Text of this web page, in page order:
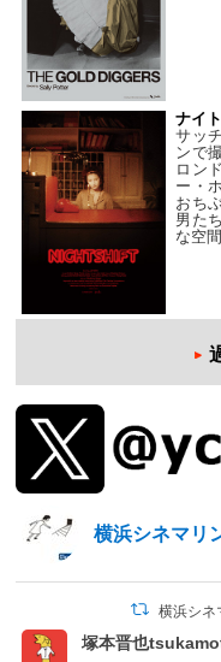
ナイ
サッ
ンで
ロン
ー・
おち
男た
な空
横浜シネマリ
横浜シネ
塚本晋也